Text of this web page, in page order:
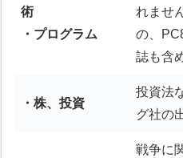
術
・プログラム
れませ
の、
誌も含
・株、投資
投資法
グ社の
戦争に